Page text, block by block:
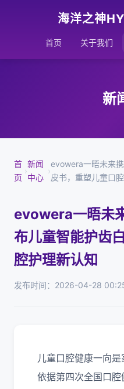
海洋之神
首页 关于我们
新
首
页
›
新闻
中心
›
evowera一晤未来
皮书，重塑儿童口
evowera一晤未
布儿童智能护齿
腔护理新认知
发布时间：2026-04-28
儿童口腔健康一向是
依据第四次全国口